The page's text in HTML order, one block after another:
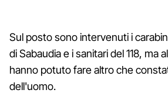
Sul posto sono intervenuti i
di Sabaudia e i sanitari del 118, ma
hanno potuto fare altro che
dell'uomo.